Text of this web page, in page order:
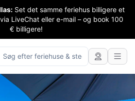
Set det samme feriehus billigere et
LiveChat eller e-mail – og book 100
€ billigere!